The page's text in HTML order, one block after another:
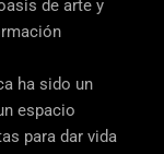
de arte y
ha sido un
espacio
para dar vida